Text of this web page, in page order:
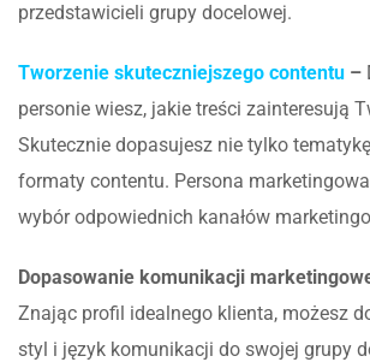
przedstawicieli grupy docelowej.
Tworzenie skuteczniejszego contentu –
personie wiesz, jakie treści zainteresują
Skutecznie dopasujesz nie tylko
formaty contentu. Persona
wybór odpowiednich kanałów
Dopasowanie komunikacji
Znając profil idealnego klienta, możesz
styl i język komunikacji do swojej grupy